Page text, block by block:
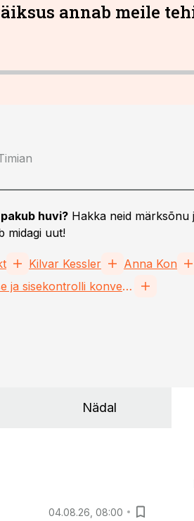
annab meile
huvi? Hakka neid märksõnu
midagi uut!
Kilvar Kessler Anna Kon
Riskijuhtimise ja sisekontrolli konverents
Nädal
04.08.26, 08:00